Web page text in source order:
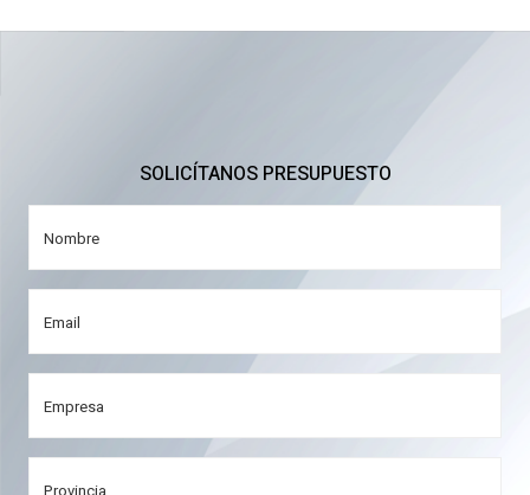
SOLICÍTANOS PRESUPUESTO